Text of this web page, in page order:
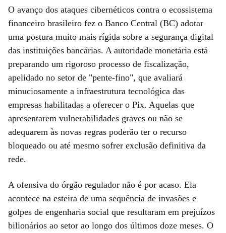
O avanço dos ataques cibernéticos contra o ecossistema
financeiro brasileiro fez o Banco Central (BC) adotar
uma postura muito mais rígida sobre a segurança digital
das instituições bancárias. A autoridade monetária está
preparando um rigoroso processo de fiscalização,
apelidado no setor de "pente-fino", que avaliará
minuciosamente a infraestrutura tecnológica das
empresas habilitadas a oferecer o Pix. Aquelas que
apresentarem vulnerabilidades graves ou não se
adequarem às novas regras poderão ter o recurso
bloqueado ou até mesmo sofrer exclusão definitiva da
rede.
A ofensiva do órgão regulador não é por acaso. Ela
acontece na esteira de uma sequência de invasões e
golpes de engenharia social que resultaram em prejuízos
bilionários ao setor ao longo dos últimos doze meses. O